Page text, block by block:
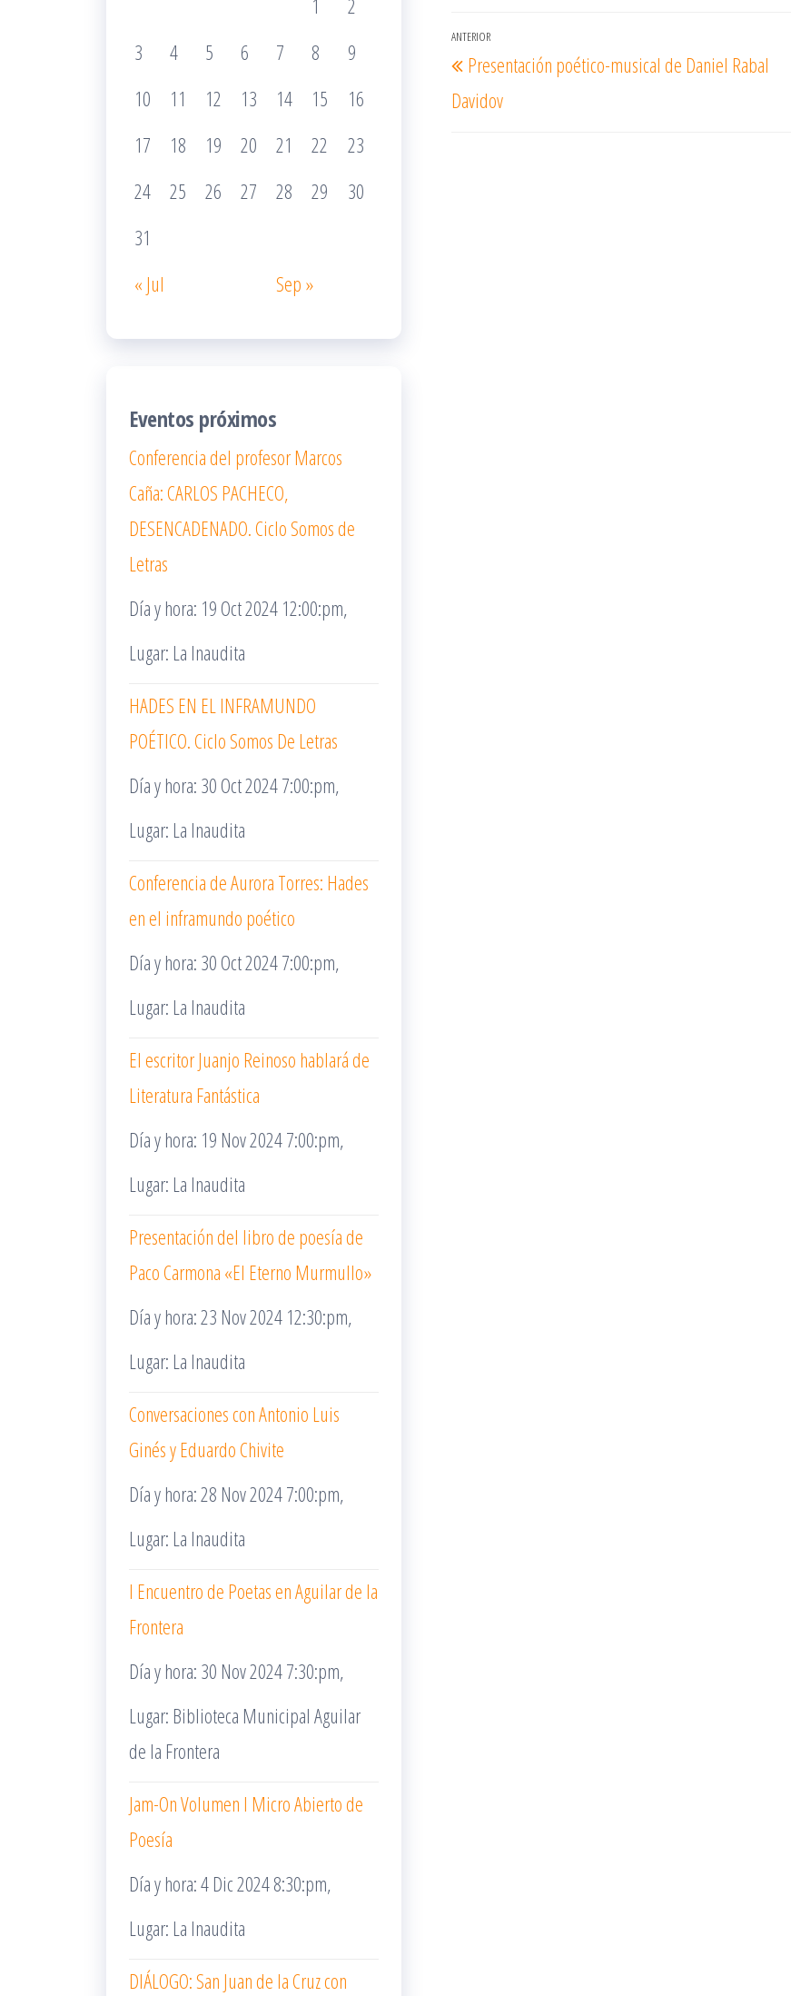
Navegación
de
entradas
Entrada
anterior
ANTERIOR
Presentación poético-musical de Daniel Rabal
Davidov
1
2
3
4 5 6 7 8
9
10
11 12 13 14 15
16
17
18 19 20 21 22
23
24
25 26 27 28 29
30
31
« Jul
Sep »
Eventos próximos
Conferencia del profesor Marcos
Caña: CARLOS PACHECO,
DESENCADENADO. Ciclo Somos de
Letras
Día y hora: 19 Oct 2024 12:00:pm,
Lugar: La Inaudita
HADES EN EL INFRAMUNDO
POÉTICO. Ciclo Somos De Letras
Día y hora: 30 Oct 2024 7:00:pm,
Lugar: La Inaudita
Conferencia de Aurora Torres: Hades
en el inframundo poético
Día y hora: 30 Oct 2024 7:00:pm,
Lugar: La Inaudita
El escritor Juanjo Reinoso hablará de
Literatura Fantástica
Día y hora: 19 Nov 2024 7:00:pm,
Lugar: La Inaudita
Presentación del libro de poesía de
Paco Carmona «El Eterno Murmullo»
Día y hora: 23 Nov 2024 12:30:pm,
Lugar: La Inaudita
Conversaciones con Antonio Luis
Ginés y Eduardo Chivite
Día y hora: 28 Nov 2024 7:00:pm,
Lugar: La Inaudita
I Encuentro de Poetas en Aguilar de la
Frontera
Día y hora: 30 Nov 2024 7:30:pm,
Lugar: Biblioteca Municipal Aguilar
de la Frontera
Jam-On Volumen I Micro Abierto de
Poesía
Día y hora: 4 Dic 2024 8:30:pm,
Lugar: La Inaudita
DIÁLOGO: San Juan de la Cruz con